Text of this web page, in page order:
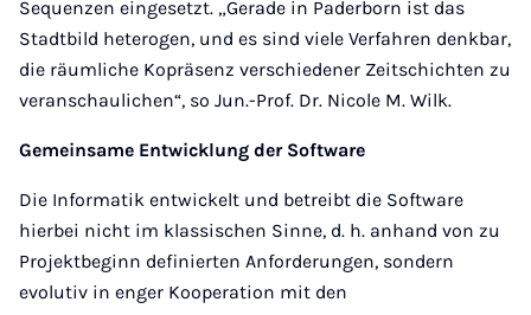
Sequenzen eingesetzt. „Gerade in Paderborn ist das
Stadtbild heterogen, und es sind viele Verfahren denkbar,
die räumliche Kopräsenz verschiedener Zeitschichten zu
veranschaulichen“, so Jun.-Prof. Dr. Nicole M. Wilk.
Gemeinsame Entwicklung der Software
Die Informatik entwickelt und betreibt die Software
hierbei nicht im klassischen Sinne, d. h. anhand von zu
Projektbeginn definierten Anforderungen, sondern
evolutiv in enger Kooperation mit den